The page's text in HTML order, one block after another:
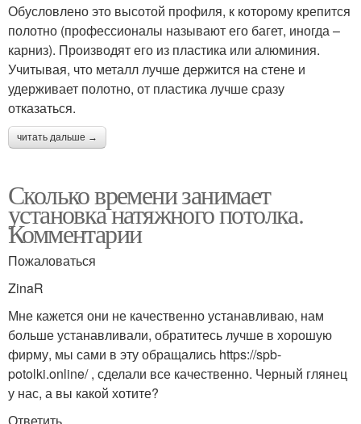
Обусловлено это высотой профиля, к которому крепится
полотно (профессионалы называют его багет, иногда –
карниз). Производят его из пластика или алюминия.
Учитывая, что металл лучше держится на стене и
удерживает полотно, от пластика лучше сразу
отказаться.
читать дальше →
Сколько времени занимает
установка натяжного потолка.
Комментарии
Пожаловаться
ZinaR
Мне кажется они не качественно устанавливаю, нам
больше устанавливали, обратитесь лучше в хорошую
фирму, мы сами в эту обращались https://spb-
potolki.online/ , сделали все качественно. Черный глянец
у нас, а вы какой хотите?